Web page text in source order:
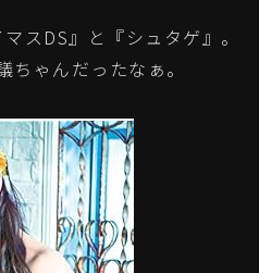
スDS』と『シュタゲ』。
ゃんだったなぁ。